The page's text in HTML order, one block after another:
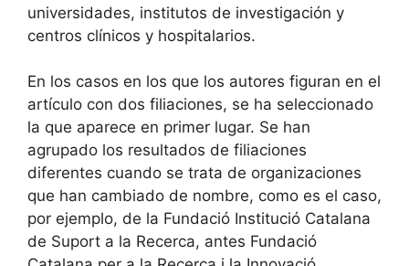
universidades, institutos de investigación y
centros clínicos y hospitalarios.
En los casos en los que los autores figuran en el
artículo con dos filiaciones, se ha seleccionado
la que aparece en primer lugar. Se han
agrupado los resultados de filiaciones
diferentes cuando se trata de organizaciones
que han cambiado de nombre, como es el caso,
por ejemplo, de la Fundació Institució Catalana
de Suport a la Recerca, antes Fundació